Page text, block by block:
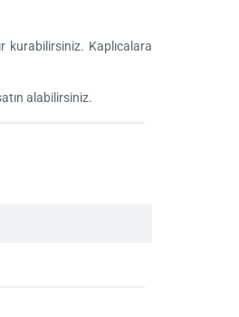
kurabilirsiniz. Kaplıcalara
alabilirsiniz.